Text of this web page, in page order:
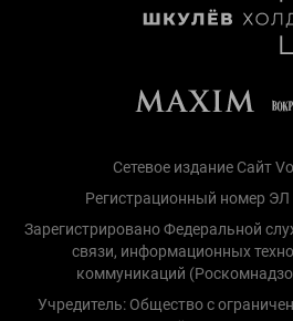
Сетевое издание Сайт
Регистрационный номер
Зарегистрировано Федеральной
связи, информационных
коммуникаций
Учредитель: Общество с